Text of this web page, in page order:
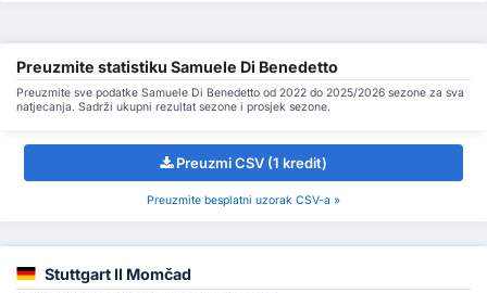
Preuzmite statistiku Samuele Di Benedetto
Preuzmite sve podatke Samuele Di Benedetto od 2022 do 2025/2026 sezone za sva
natjecanja. Sadrži ukupni rezultat sezone i prosjek sezone.
Preuzmi CSV (1 kredit)
Preuzmite besplatni uzorak CSV-a »
Stuttgart II Momčad